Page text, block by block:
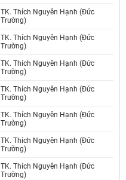
TK. Thích Nguyên Hạnh (Đức
Trường)
TK. Thích Nguyên Hạnh (Đức
Trường)
TK. Thích Nguyên Hạnh (Đức
Trường)
TK. Thích Nguyên Hạnh (Đức
Trường)
TK. Thích Nguyên Hạnh (Đức
Trường)
TK. Thích Nguyên Hạnh (Đức
Trường)
TK. Thích Nguyên Hạnh (Đức
Trường)